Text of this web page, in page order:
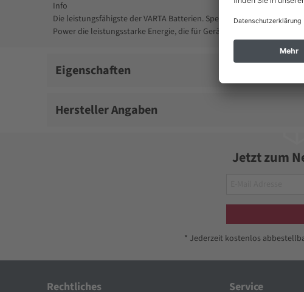
Info
Die leistungsfähigste der VARTA Batterien. Speziell entwickelt für
Power die leistungsstarke Energie, die für Geräte mit hohem
Eigenschaften
Hersteller Angaben
Jetzt zum
* Jederzeit kostenlos
Rechtliches Service